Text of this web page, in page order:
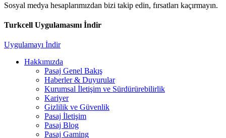
Sosyal medya hesaplarımızdan bizi takip edin, fırsatları kaçırmayın.
Turkcell Uygulamasını İndir
Uygulamayı İndir
Hakkımızda
Pasaj Genel Bakış
Haberler & Duyurular
Kurumsal İletişim ve Sürdürürebilirlik
Kariyer
Gizlilik ve Güvenlik
Pasaj İletişim
Pasaj Blog
Pasaj Gaming